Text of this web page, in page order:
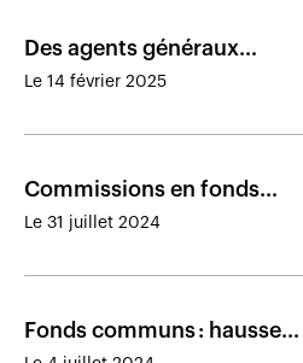
Des agents généraux
poussent des conseillers
Le 14 février 2025
Commissions en fonds
communs : des courtiers se
Le 31 juillet 2024
Fonds communs : hausse
probable des frais pour 64 %